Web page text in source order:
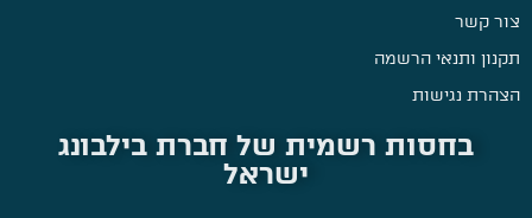
צור קשר
תקנון ותנאי הרשמה
הצהרת נגישות
בחסות רשמית של חברת בילבונג
ישראל